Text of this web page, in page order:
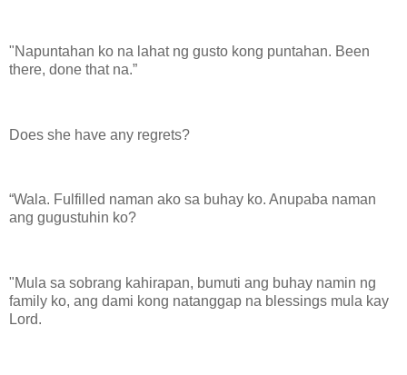
"Napuntahan ko na lahat ng gusto kong puntahan. Been
there, done that na.”
Does she have any regrets?
“Wala. Fulfilled naman ako sa buhay ko. Anupaba naman
ang gugustuhin ko?
"Mula sa sobrang kahirapan, bumuti ang buhay namin ng
family ko, ang dami kong natanggap na blessings mula kay
Lord.